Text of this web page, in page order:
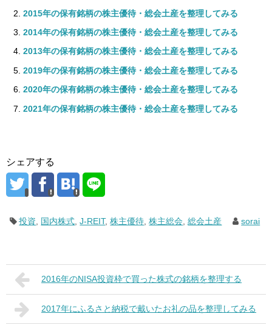
2015年の保有銘柄の株主優待・総会土産を整理してみる
2014年の保有銘柄の株主優待・総会土産を整理してみる
2013年の保有銘柄の株主優待・総会土産を整理してみる
2019年の保有銘柄の株主優待・総会土産を整理してみる
2020年の保有銘柄の株主優待・総会土産を整理してみる
2021年の保有銘柄の株主優待・総会土産を整理してみる
シェアする
投資 国内株式 ,J-REIT,株主優待 ,株主総会 ,総会土産 sorai
2016年のNISA投資枠で買った株式の銘柄を整理する
2017年にふるさと納税で戴いたお礼の品を整理してみる